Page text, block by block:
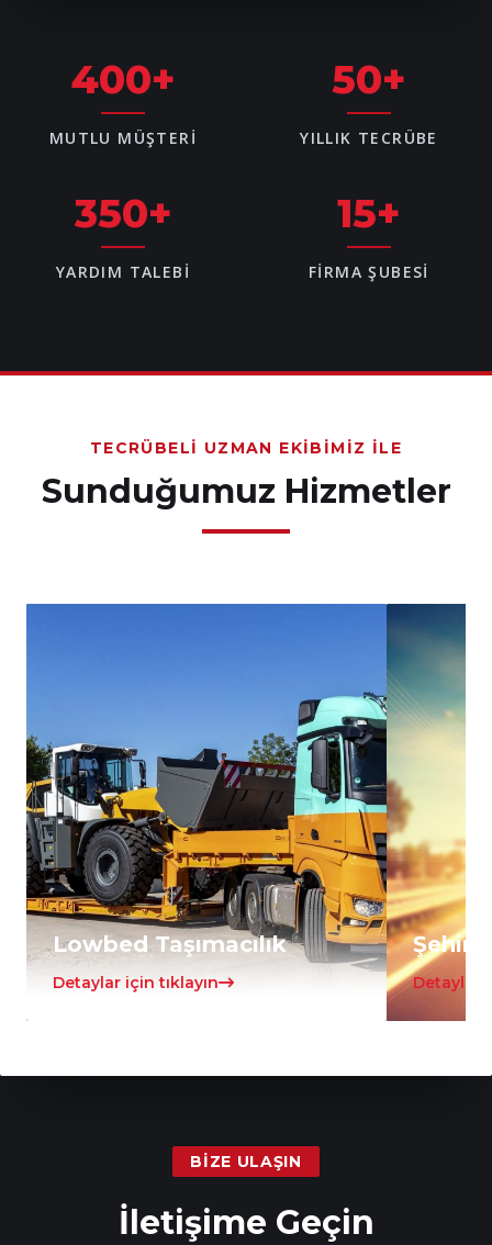
400+
MUTLU MÜŞTERI
50+
YILLIK TECRÜBE
350+
YARDIM TALEBI
15+
FIRMA ŞUBESI
TECRÜBELI UZMAN EKIBIMIZ İLE
Sunduğumuz Hizmetler
Lowbed Taşımacılık
Detaylar için tıklayın Detaylar
BIZE ULAŞIN
İletişime Geçin